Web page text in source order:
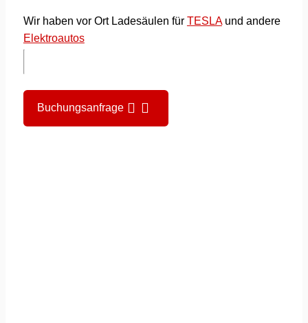
Wir haben vor Ort Ladesäulen für TESLAund andere
Elektroautos
Buchungsanfrage